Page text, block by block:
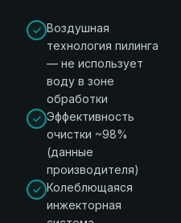
Воздушная
технология пилинга
— не использует
воду в зоне
обработки
Эффективность
очистки ~98%
(данные
производителя)
Колеблющаяся
инжекторная